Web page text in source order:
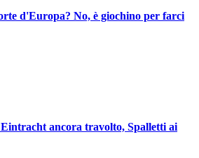
d'Europa? No, è giochino per farci
ancora travolto, Spalletti ai